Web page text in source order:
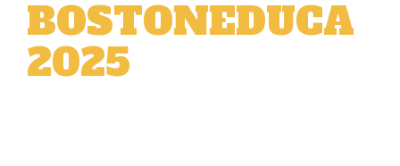
BOSTONEDUCA
2025